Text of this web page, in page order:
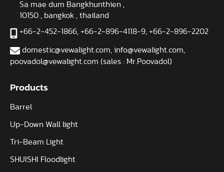
Sa mae dum Bangkhunthien ,
10150 , bangkok , thailand
+66-2-452-1866 +66-2-896-4118-9 +66-2-896-2202
domestic@vewalight.com info@vewalight.com
poovadol@vewalight.com (sales : Mr.Poovadol)
Products
Barrel
Up-Down Wall light
Tri-Beam Light
SHUISHI Floodlight